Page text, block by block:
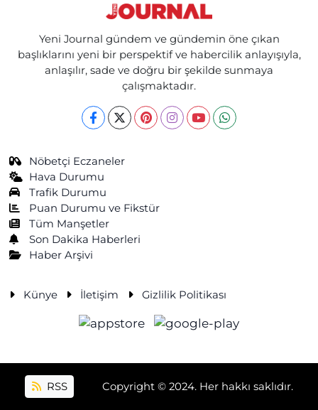
Yeni Journal gündem ve gündemin öne çıkan
başlıklarını yeni bir perspektif ve habercilik anlayışıyla,
anlaşılır, sade ve doğru bir şekilde sunmaya
çalışmaktadır.
Nöbetçi Eczaneler
Hava Durumu
Trafik Durumu
Puan Durumu ve Fikstür
Tüm Manşetler
Son Dakika Haberleri
Haber Arşivi
Künye İletişim Gizlilik Politikası
RSS Copyright © 2024. Her hakkı saklıdır.